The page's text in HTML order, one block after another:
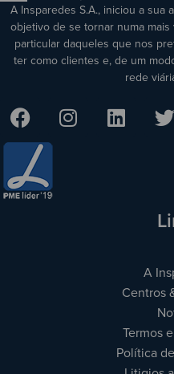
A Insparedes S.A., iniciou a sua
objetivo de se tornar numa
particular daqueles que nos
ter como clientes e, de um
rede
A
Centros
Termos
Política